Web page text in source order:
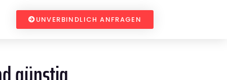
UNVERBINDLICH ANFRAGEN